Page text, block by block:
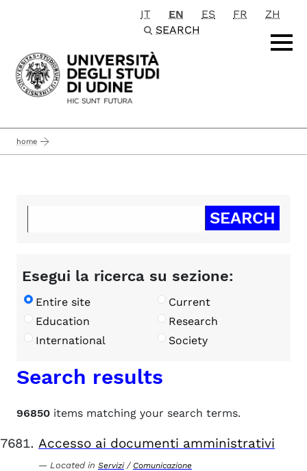
Passa al contenuto principale
IT EN ES FR
ZH
SEARCH
home
Esegui la ricerca su sezione:
Entire site
Current
Education
Research
International
Society
Search results
96850 items matching your search terms.
Accesso ai documenti amministrativi
Located in Servizi / Comunicazione